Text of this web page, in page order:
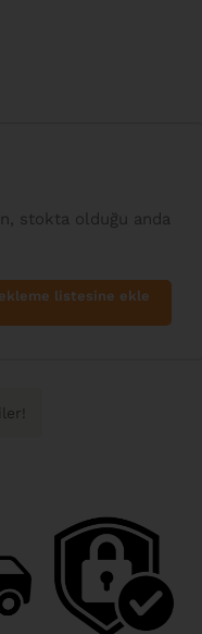
stokta olduğu anda
listesine ekle